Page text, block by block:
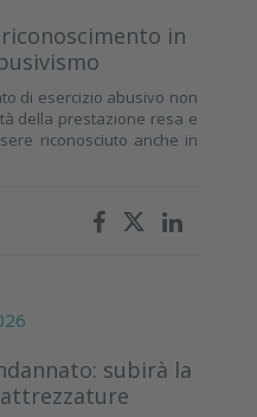
riconoscimento in
di esercizio abusivo non
della prestazione resa e
riconosciuto anche in
subirà la